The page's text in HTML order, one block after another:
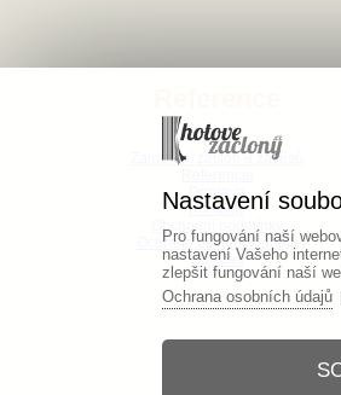
Blog
Zaměření záclon a závěsů
Doprava
Kontakty
Obchodní podmínky
Ochrana osobních údajů
Cookies
Nastavení
Pro fungování naší
nastavení Vašeho
zlepšit fungování naší
Ochrana osobních údajů